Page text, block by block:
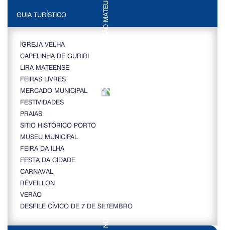
GUIA TURÍSTICO
IGREJA VELHA
CAPELINHA DE GURIRI
LIRA MATEENSE
FEIRAS LIVRES
MERCADO MUNICIPAL
FESTIVIDADES
PRAIAS
SITIO HISTÓRICO PORTO
MUSEU MUNICIPAL
FEIRA DA ILHA
FESTA DA CIDADE
CARNAVAL
RÉVEILLON
VERÃO
DESFILE CÍVICO DE 7 DE SETEMBRO